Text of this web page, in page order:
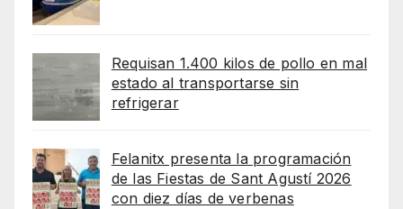
Requisan 1.400 kilos de pollo en mal
estado al transportarse sin
refrigerar
Felanitx presenta la programación
de las Fiestas de Sant Agustí 2026
con diez días de verbenas